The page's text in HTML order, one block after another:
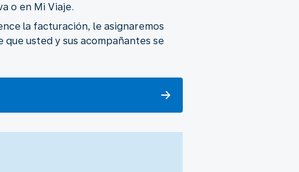
o en Mi Viaje.
la facturación, le asignaremos
usted y sus acompañantes se